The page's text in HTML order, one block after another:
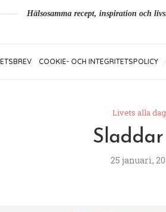
Hälsosamma recept, inspiration och
COOKIE- OCH INTEGRITETSPOLICY
Livets alla
Sladdar
25 januari,